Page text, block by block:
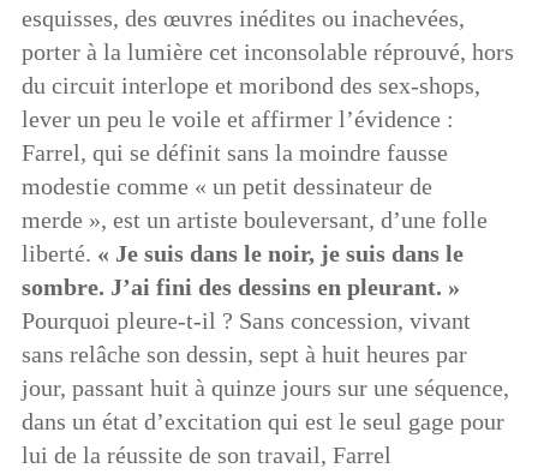
esquisses, des œuvres inédites ou inachevées,
porter à la lumière cet inconsolable réprouvé, hors
du circuit interlope et moribond des sex-shops,
lever un peu le voile et affirmer l’évidence :
Farrel, qui se définit sans la moindre fausse
modestie comme « un petit dessinateur de
merde », est un artiste bouleversant, d’une folle
liberté. « Je suis dans le noir, je suis dans le
sombre. J’ai fini des dessins en pleurant. »
Pourquoi pleure-t-il ? Sans concession, vivant
sans relâche son dessin, sept à huit heures par
jour, passant huit à quinze jours sur une séquence,
dans un état d’excitation qui est le seul gage pour
lui de la réussite de son travail, Farrel